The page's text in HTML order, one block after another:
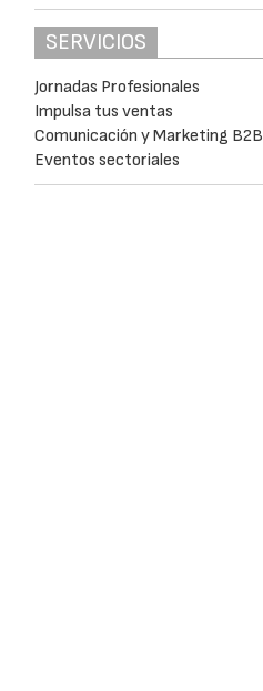
SERVICIOS
Jornadas Profesionales
Impulsa tus ventas
Comunicación y Marketing B2B
Eventos sectoriales